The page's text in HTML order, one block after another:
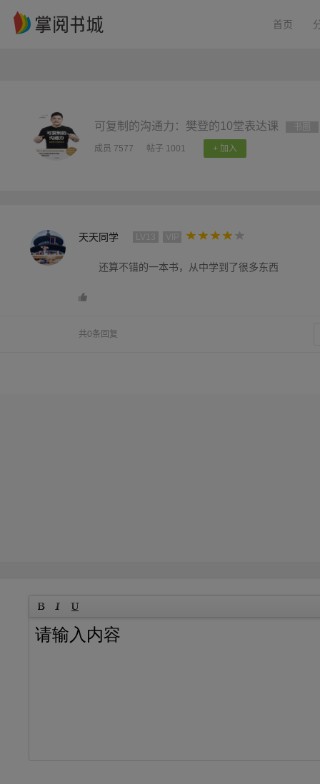
首页
可复制的沟通力：樊登的10堂表达课
成员 7577 帖子 1001 + 加入
天天同学
还算不错的一本书，从中学到了很多东西
共0条回复